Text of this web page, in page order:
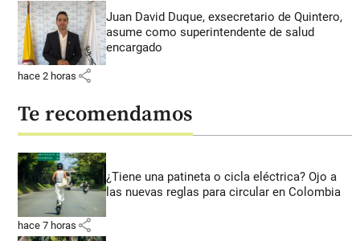
Juan David Duque, exsecretario de Quintero,
asume como superintendente de salud
encargado
hace 2 horas share
Te recomendamos
¿Tiene una patineta o cicla eléctrica? Ojo a
las nuevas reglas para circular en Colombia
hace 7 horas share